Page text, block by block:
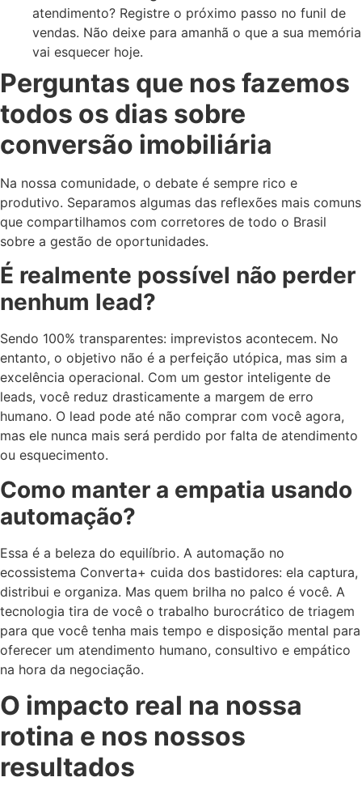
atendimento? Registre o próximo passo no funil de
vendas. Não deixe para amanhã o que a sua memória
vai esquecer hoje.
Perguntas que nos fazemos
todos os dias sobre
conversão imobiliária
Na nossa comunidade, o debate é sempre rico e
produtivo. Separamos algumas das reflexões mais comuns
que compartilhamos com corretores de todo o Brasil
sobre a gestão de oportunidades.
É realmente possível não perder
nenhum lead?
Sendo 100% transparentes: imprevistos acontecem. No
entanto, o objetivo não é a perfeição utópica, mas sim a
excelência operacional. Com um gestor inteligente de
leads, você reduz drasticamente a margem de erro
humano. O lead pode até não comprar com você agora,
mas ele nunca mais será perdido por falta de atendimento
ou esquecimento.
Como manter a empatia usando
automação?
Essa é a beleza do equilíbrio. A automação no
ecossistema Converta+ cuida dos bastidores: ela captura,
distribui e organiza. Mas quem brilha no palco é você. A
tecnologia tira de você o trabalho burocrático de triagem
para que você tenha mais tempo e disposição mental para
oferecer um atendimento humano, consultivo e empático
na hora da negociação.
O impacto real na nossa
rotina e nos nossos
resultados